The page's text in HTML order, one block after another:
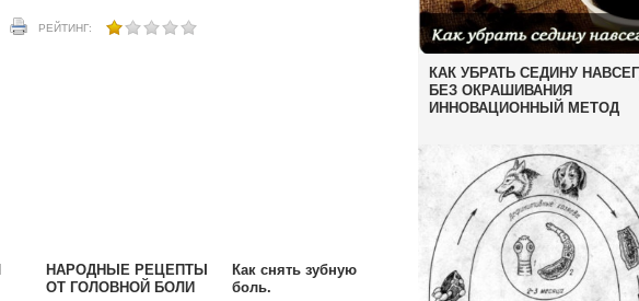
РЕЙТИНГ:
НАРОДНЫЕ РЕЦЕПТЫ
ОТ ГОЛОВНОЙ БОЛИ
Как снять зубную
боль.
КАК УБРАТЬ СЕДИНУ
БЕЗ ОКРАШИВАНИЯ
ИННОВАЦИОННЫЙ МЕТОД